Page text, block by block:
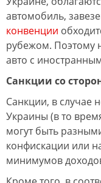
автомобиль,
конвенции
рубежом. Поэтому
авто с
Санкции со
Санкции, в случае
Украины (в то
могут быть
конфискации или
минимумов